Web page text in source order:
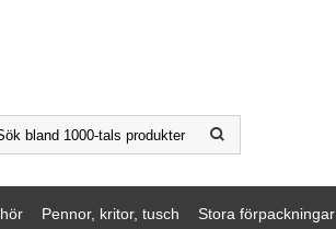
Pennor, kritor, tusch Stora förpackningar